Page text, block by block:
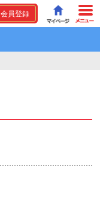
会員登録